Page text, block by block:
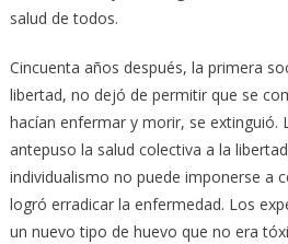
salud de todos.
Cincuenta años después, la primera
libertad, no dejó de permitir que se
hacían enfermar y morir, se extinguió.
antepuso la salud colectiva a la
individualismo no puede imponerse a
logró erradicar la enfermedad. Los
un nuevo tipo de huevo que no era